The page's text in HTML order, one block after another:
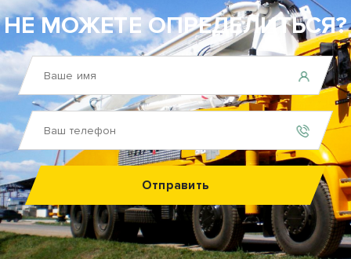
НЕ МОЖЕТЕ ОПРЕДЕЛИТЬСЯ?
Отправить